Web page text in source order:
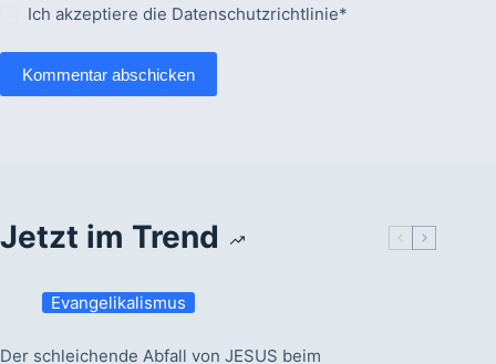
Ich akzeptiere die Datenschutzrichtlinie*
Kommentar abschicken
Jetzt im Trend
Evangelikalismus
Der schleichende Abfall von JESUS beim